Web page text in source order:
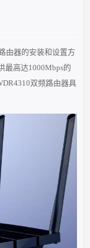
由器的安装和设置方
最高达1000Mbps的
双频路由器具